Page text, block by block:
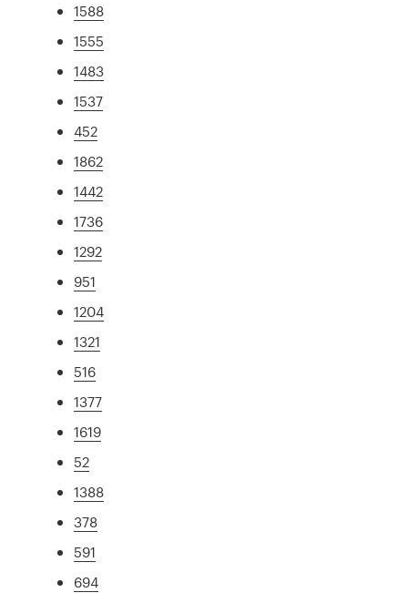
1588
1555
1483
1537
452
1862
1442
1736
1292
951
1204
1321
516
1377
1619
52
1388
378
591
694